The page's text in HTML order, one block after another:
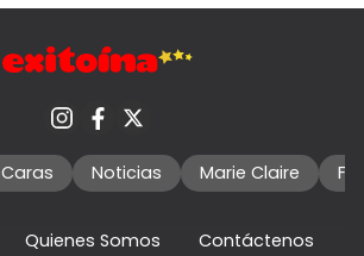
Caras Noticias Marie Claire
Quienes Somos Contáctenos